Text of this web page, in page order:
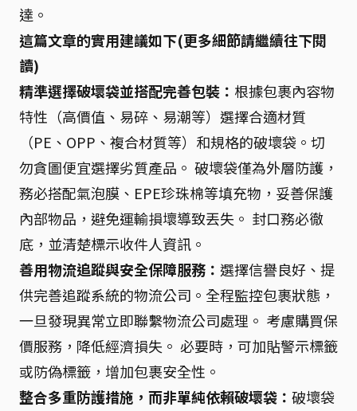
達。
這篇文章的實用建議如下(更多細節請繼續往下閱
讀)
精準選擇破壞袋並搭配完善包裝： 根據包裹內容物
特性（高價值、易碎、易潮等）選擇合適材質
（PE、OPP、複合材質等）和規格的破壞袋。切
勿貪圖便宜選擇劣質產品。 破壞袋僅為外層防護，
務必搭配氣泡膜、EPE珍珠棉等填充物，妥善保護
內部物品，避免運輸損壞導致丟失。 封口務必徹
底，並清楚標示收件人資訊。
善用物流追蹤與安全保障服務： 選擇信譽良好、提
供完善追蹤系統的物流公司。全程監控包裹狀態，
一旦發現異常立即聯繫物流公司處理。 考慮購買保
價服務，降低經濟損失。 必要時，可加貼警示標籤
或防偽標籤，增加包裹安全性。
整合多重防護措施，而非單純依賴破壞袋： 破壞袋